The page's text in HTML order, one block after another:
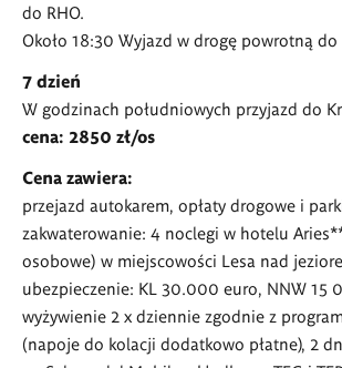
do RHO.
Około 18:30 Wyjazd w drogę powrotną do
7 dzień
W godzinach południowych przyjazd do
cena: 2850 zł/os
Cena zawiera:
przejazd autokarem, opłaty drogowe i
zakwaterowanie: 4 noclegi w hotelu
osobowe) w miejscowości Lesa nad
ubezpieczenie: KL 30.000 euro, NNW 15
wyżywienie 2 x dziennie zgodnie z
(napoje do kolacji dodatkowo płatne), 2